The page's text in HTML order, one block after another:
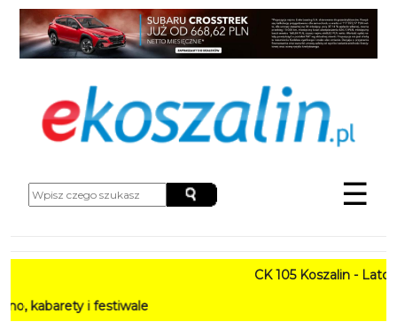
☰
CK 105 Koszalin - Lato w
i festiwale